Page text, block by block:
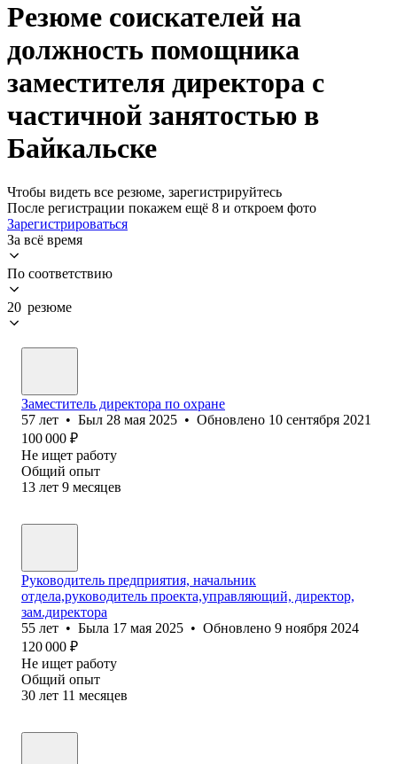
Резюме соискателей на
должность помощника
заместителя директора с
частичной занятостью в
Байкальске
Чтобы видеть все резюме, зарегистрируйтесь
После регистрации покажем ещё 8 и откроем фото
Зарегистрироваться
За всё время
По соответствию
20 резюме
Заместитель директора по охране
57 лет • Был 28 мая 2025 • Обновлено 10 сентября 2021
100 000 ₽
Не ищет работу
Общий опыт
13 лет 9 месяцев
Руководитель предприятия, начальник
отдела,руководитель проекта,управляющий, директор,
зам.директора
55 лет • Была 17 мая 2025 • Обновлено 9 ноября 2024
120 000 ₽
Не ищет работу
Общий опыт
30 лет 11 месяцев